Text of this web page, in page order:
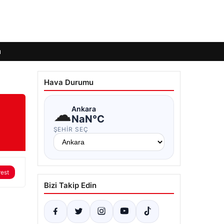
Hava Durumu
☁Ankara
NaN°C
ŞEHIR SEÇ
Bizi Takip Edin